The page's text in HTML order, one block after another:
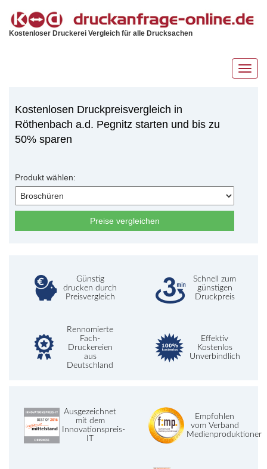
Kostenloser Druckerei Vergleich für alle Drucksachen
Kostenlosen Druckpreisvergleich in
Röthenbach a.d. Pegnitz starten und bis zu
50% sparen
Produkt wählen:
Preise vergleichen
Günstig
drucken durch
Preisvergleich
Schnell zum
günstigen
Druckpreis
Rennomierte
Fach-
Druckereien
aus
Deutschland
Effektiv
Kostenlos
Unverbindlich
Ausgezeichnet
mit dem
Innovationspreis-
IT
Empfohlen
vom Verband
Medienproduktioner